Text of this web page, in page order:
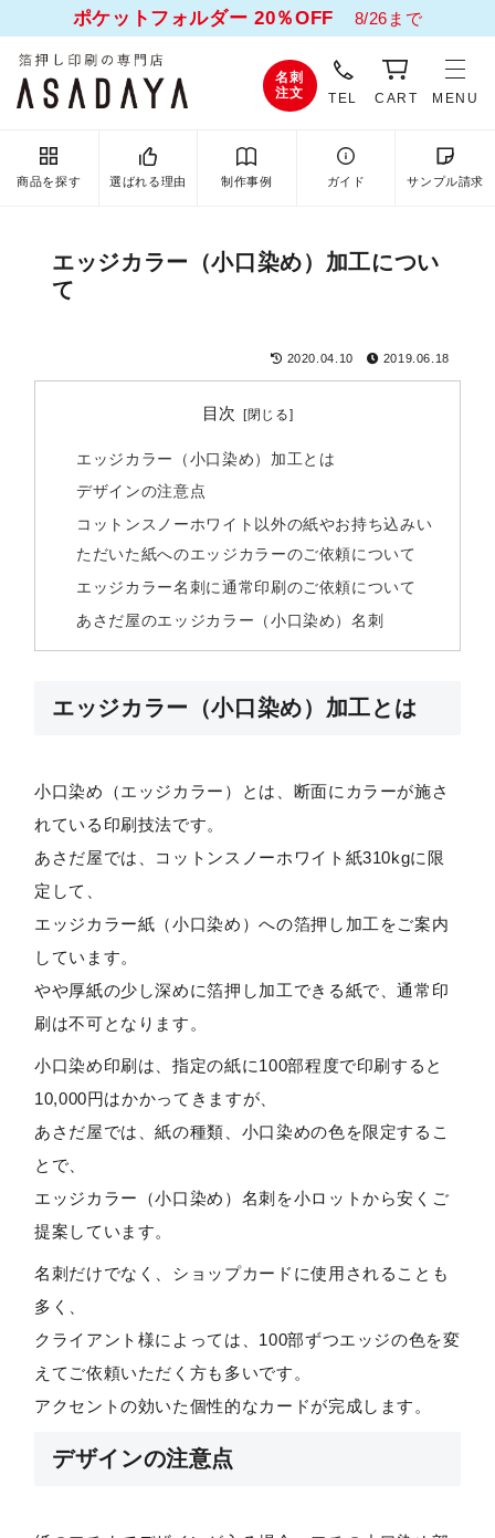
ポケットフォルダー 20％OFF 8/26まで
名刺
注文
TEL CART MENU
商品を探す 選ばれる理由 制作事例 ガイド サンプル請求
エッジカラー（小口染め）加工につい
て
2020.04.10 2019.06.18
目次
エッジカラー（小口染め）加工とは
デザインの注意点
コットンスノーホワイト以外の紙やお持ち込みい
ただいた紙へのエッジカラーのご依頼について
エッジカラー名刺に通常印刷のご依頼について
あさだ屋のエッジカラー（小口染め）名刺
エッジカラー（小口染め）加工とは
小口染め（エッジカラー）とは、断面にカラーが施さ
れている印刷技法です。
あさだ屋では、コットンスノーホワイト紙310kgに限
定して、
エッジカラー紙（小口染め）への箔押し加工をご案内
しています。
やや厚紙の少し深めに箔押し加工できる紙で、通常印
刷は不可となります。
小口染め印刷は、指定の紙に100部程度で印刷すると
10,000円はかかってきますが、
あさだ屋では、紙の種類、小口染めの色を限定するこ
とで、
エッジカラー（小口染め）名刺を小ロットから安くご
提案しています。
名刺だけでなく、ショップカードに使用されることも
多く、
クライアント様によっては、100部ずつエッジの色を変
えてご依頼いただく方も多いです。
アクセントの効いた個性的なカードが完成します。
デザインの注意点